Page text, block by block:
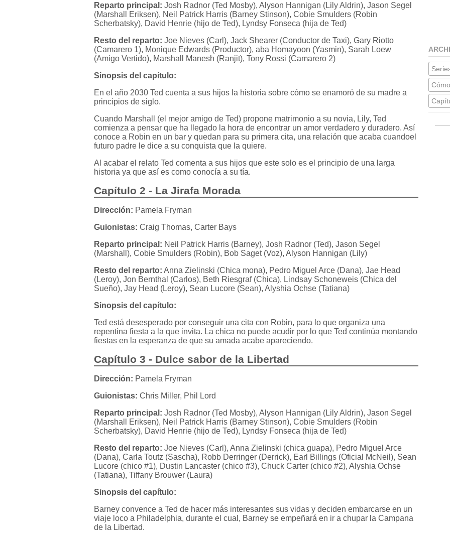
Reparto principal: Josh Radnor (Ted Mosby), Alyson Hannigan (Lily Aldrin), Jason Segel
(Marshall Eriksen), Neil Patrick Harris (Barney Stinson), Cobie Smulders (Robin
Scherbatsky), David Henrie (hijo de Ted), Lyndsy Fonseca (hija de Ted)
Resto del reparto: Joe Nieves (Carl), Jack Shearer (Conductor de Taxi), Gary Riotto
(Camarero 1), Monique Edwards (Productor), aba Homayoon (Yasmin), Sarah Loew
(Amigo Vertido), Marshall Manesh (Ranjit), Tony Rossi (Camarero 2)
Sinopsis del capítulo:
En el año 2030 Ted cuenta a sus hijos la historia sobre cómo se enamoró de su madre a
principios de siglo.
Cuando Marshall (el mejor amigo de Ted) propone matrimonio a su novia, Lily, Ted
comienza a pensar que ha llegado la hora de encontrar un amor verdadero y duradero. Así
conoce a Robin en un bar y quedan para su primera cita, una relación que acaba cuandoel
futuro padre le dice a su conquista que la quiere.
Al acabar el relato Ted comenta a sus hijos que este solo es el principio de una larga
historia ya que así es como conocía a su tía.
Capítulo 2 - La Jirafa Morada
Dirección: Pamela Fryman
Guionistas: Craig Thomas, Carter Bays
Reparto principal: Neil Patrick Harris (Barney), Josh Radnor (Ted), Jason Segel
(Marshall), Cobie Smulders (Robin), Bob Saget (Voz), Alyson Hannigan (Lily)
Resto del reparto: Anna Zielinski (Chica mona), Pedro Miguel Arce (Dana), Jae Head
(Leroy), Jon Bernthal (Carlos), Beth Riesgraf (Chica), Lindsay Schoneweis (Chica del
Sueño), Jay Head (Leroy), Sean Lucore (Sean), Alyshia Ochse (Tatiana)
Sinopsis del capítulo:
Ted está desesperado por conseguir una cita con Robin, para lo que organiza una
repentina fiesta a la que invita. La chica no puede acudir por lo que Ted continúa montando
fiestas en la esperanza de que su amada acabe apareciendo.
Capítulo 3 - Dulce sabor de la Libertad
Dirección: Pamela Fryman
Guionistas: Chris Miller, Phil Lord
Reparto principal: Josh Radnor (Ted Mosby), Alyson Hannigan (Lily Aldrin), Jason Segel
(Marshall Eriksen), Neil Patrick Harris (Barney Stinson), Cobie Smulders (Robin
Scherbatsky), David Henrie (hijo de Ted), Lyndsy Fonseca (hija de Ted)
Resto del reparto: Joe Nieves (Carl), Anna Zielinski (chica guapa), Pedro Miguel Arce
(Dana), Carla Toutz (Sascha), Robb Derringer (Derrick), Earl Billings (Oficial McNeil), Sean
Lucore (chico #1), Dustin Lancaster (chico #3), Chuck Carter (chico #2), Alyshia Ochse
(Tatiana), Tiffany Brouwer (Laura)
Sinopsis del capítulo:
Barney convence a Ted de hacer más interesantes sus vidas y deciden embarcarse en un
viaje loco a Philadelphia, durante el cual, Barney se empeñará en ir a chupar la Campana
de la Libertad.